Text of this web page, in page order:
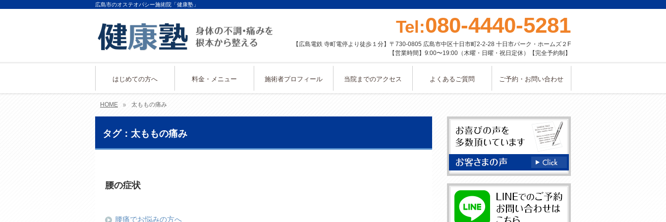
広島市のオステオパシー施術院「健康塾」
Tel:080-4440-5281
【広島電鉄 寺町電停より徒歩１分】〒730-0805 広島市中区十日市町2-2-28 十日市パーク・ホームズ２F
【営業時間】9:00〜19:00（木曜・日曜・祝日定休）【完全予約制】
はじめての方へ 料金・メニュー 施術者プロフィール 当院までのアクセス よくあるご質問 ご予約・お問い合わせ
HOME 太ももの痛み
タグ：太ももの痛み
腰の症状
腰痛でお悩みの方へ